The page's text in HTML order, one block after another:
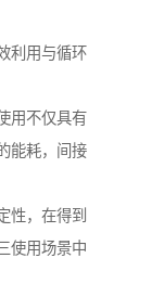
利用与循环
用不仅具有
能耗，间接
性，在得到
使用场景中